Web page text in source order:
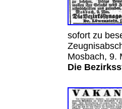
sofort zu
Mosbach, 9.
Die